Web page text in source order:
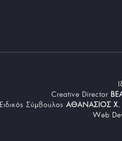
Creative Director
Ειδικός Σύμβουλος ΑΘΑΝΑΣΙΟΣ
Web